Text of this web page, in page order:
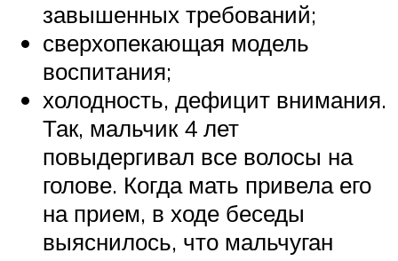
завышенных требований;
сверхопекающая модель
воспитания;
холодность, дефицит внимания.
Так, мальчик 4 лет
повыдергивал все волосы на
голове. Когда мать привела его
на прием, в ходе беседы
выяснилось, что мальчуган